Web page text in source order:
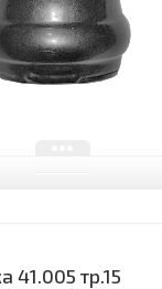
41.005 тр.15